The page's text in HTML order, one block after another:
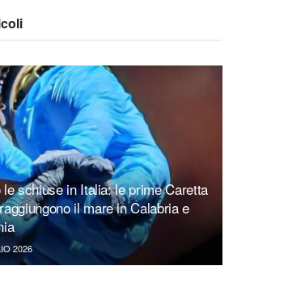
schiuse in Italia: le prime Caretta
il mare in Calabria e
2026